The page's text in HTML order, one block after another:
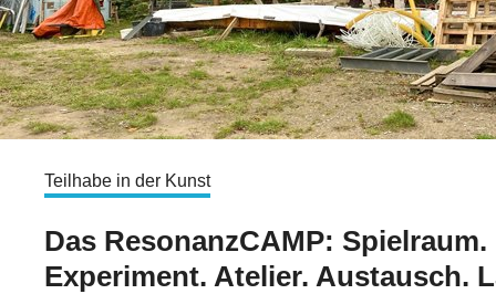
Teilhabe in der Kunst
Das ResonanzCAMP: Spielraum.
Experiment. Atelier. Austausch.